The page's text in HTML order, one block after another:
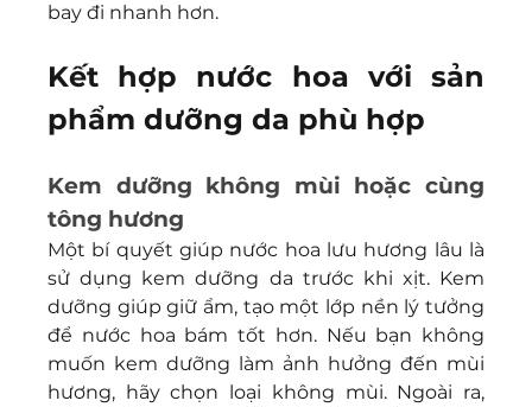
bay đi nhanh hơn.
Kết hợp nước hoa với sản
phẩm dưỡng da phù hợp
Kem dưỡng không mùi hoặc cùng
tông hương
Một bí quyết giúp nước hoa lưu hương lâu là
sử dụng kem dưỡng da trước khi xịt. Kem
dưỡng giúp giữ ẩm, tạo một lớp nền lý tưởng
để nước hoa bám tốt hơn. Nếu bạn không
muốn kem dưỡng làm ảnh hưởng đến mùi
hương, hãy chọn loại không mùi. Ngoài ra,